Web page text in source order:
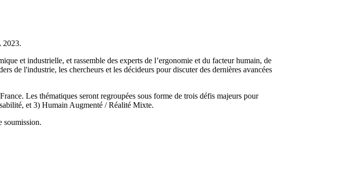
2023.
et industrielle, et rassemble des experts de l’ergonomie et du facteur humain, de
de l'industrie, les chercheurs et les décideurs pour discuter des dernières avancées
Les thématiques seront regroupées sous forme de trois défis majeurs pour
et 3) Humain Augmenté / Réalité Mixte.
soumission.